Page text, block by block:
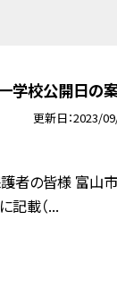
一学校公開日の
更新日 2023/
者の皆様 富山
記載（...